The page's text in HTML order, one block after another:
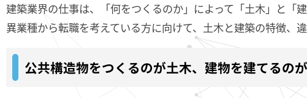
建築業界の仕事は、「何をつくるのか」によって「土木」と「
異業種から転職を考えている方に向けて、土木と建築の特徴、違
公共構造物をつくるのが土木、建物を建てるの